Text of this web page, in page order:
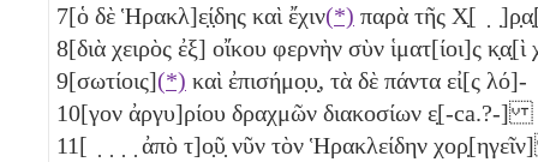
7[ὁ δὲ Ἡρακλ]ε̣ί̣δης καὶ ἔχιν(*) παρὰ τῆς Χ̣[
8[διὰ χειρὸς ἐξ] οἴκου φερνὴν σὺν ἱματ[ίοι]ς
9[σωτίοις](*) καὶ ἐπισήμο̣υ̣, τὰ δὲ πάντα εἰ[ς λό]-
10[γον ἀργυ]ρίου δραχμῶν διακοσίων ε̣[-ca.?-]
11[ ̣ ̣ ̣ ̣ ἀπὸ τ]ο̣ῦ̣ νῦν τὸν Ἡρακλείδην